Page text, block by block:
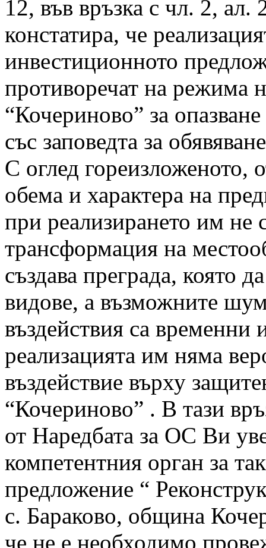
12, във връзка с чл. 2, ал.
констатира, че
инвестиционното
противоречат на режима
“Кочериново” за
със заповедта за
С оглед гореизложеното,
обема и характера на
при реализирането им не
трансформация на
създава преграда, която
видове, а възможните
въздействия са
реализацията им няма
въздействие върху
“Кочериново” . В тази
от Наредбата за ОС Ви
компетентния орган за
предложение “
с. Бараково, община
че не е необходимо